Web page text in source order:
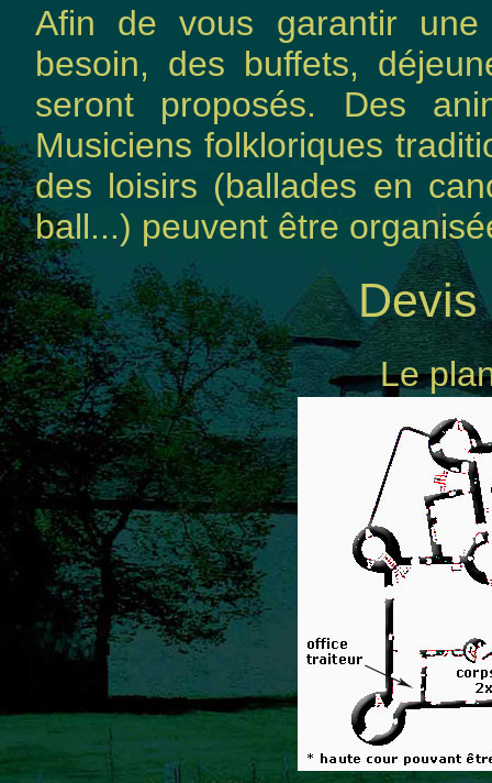
Afin de vous garantir
besoin, des buffets,
seront proposés. Des
Musiciens folkloriques
des loisirs (ballades en
ball...) peuvent être
Devis
Le